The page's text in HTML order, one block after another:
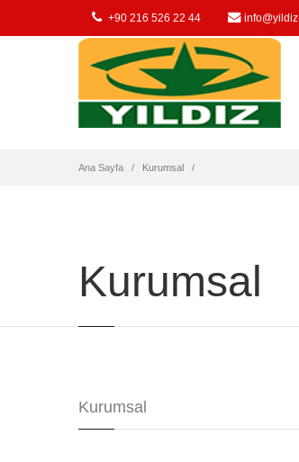
suni bagırsak, sucuk, salam, jambon, artificial casing,
+90 216 526 22 44
Ana Sayfa Kurumsal
Kurumsal
Kurumsal